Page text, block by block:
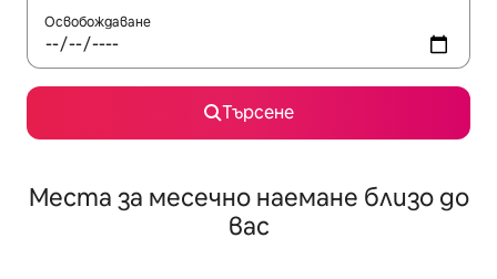
Освобождаване
Търсене
Места за месечно наемане близо до
вас